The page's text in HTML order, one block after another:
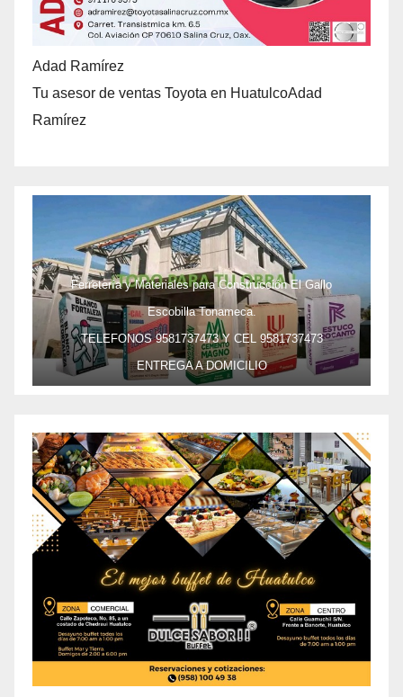
Adad Ramírez
Tu asesor de ventas Toyota en HuatulcoAdad
Ramírez
Ferretería y Materiales para Construcción El Gallo
Escobilla Tonameca.
TELEFONOS 9581737473 Y CEL 9581737473
ENTREGA A DOMICILIO